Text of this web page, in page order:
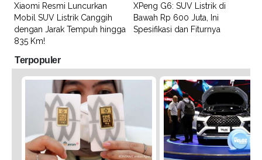
Xiaomi Resmi Luncurkan
Mobil SUV Listrik Canggih
dengan Jarak Tempuh hingga
835 Km!
XPeng G6: SUV Listrik di
Bawah Rp 600 Juta, Ini
Spesifikasi dan Fiturnya
Terpopuler